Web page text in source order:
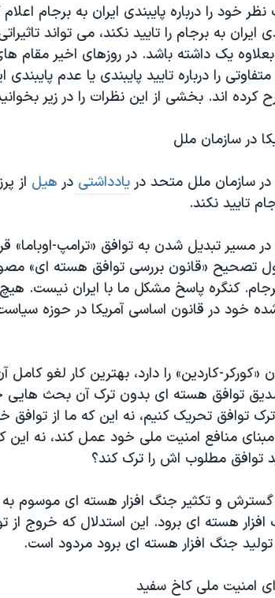
خود را درباره پایبندی ایران به برجام
ایران به برجام را تایید نکند، می تواند
یک داشته باشد. در روزهای اخیر مقام
را درباره تایید پایبندی یا عدم پایبندی
اند. بخشی از این نظرات را در زیر
در سازمان ملل
در سازمان ملل متحد دریادداشتیدر هیل از
تایید نکند.
مسیر تبدیل شدن به توافق «ترامپ-اوباما»
تصحیح «قانون بررسی توافق هسته ای»
برجام. کنگره پاسخ مشکل ما با ایران نیست.
خود در قانون اساسی آمریکا در حوزه
«کورکر-کاردین» را دارد، بهترین کار لغو
توافق هسته ای بدون ترک آن بحث
توافق تحریک کنیم، نه این که ما از توافق
منافع امنیت ملی خود عمل کند، نه این
توافق مطلوب اش را ترک کند؟
و تکثیر جنگ افزار هسته ای موسوم
هسته ای برود. این استدلال که خروج از
جنگ افزار هسته ای برود مردود است.
امنیت ملی کاخ سفید